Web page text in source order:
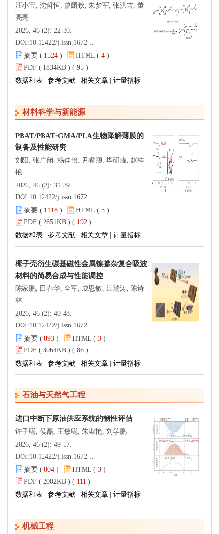
汪小宝, 沈哲恒, 曾麟钦, 朱梦军, 张洪吉, 董
亮亮
2026, 46 (2): 22-30.
DOI:10.12422/j.issn.1672-6952.2026.02.003
摘要 ( 1524 ) HTML ( 4 )
PDF ( 1834KB ) ( 95 )
数据和表 | 参考文献 | 相关文章 | 计量指标
材料科学与新能源
PBAT/PBAT⁃GMA/PLA生物降解薄膜的
制备及性能研究
刘阳, 张广翔, 杨佳怡, 尹睿卿, 毕研峰, 赵桂
艳
2026, 46 (2): 31-39.
DOI:10.12422/j.issn.1672-6952.2026.02.004
摘要 ( 1118 ) HTML ( 5 )
PDF ( 2651KB ) ( 192 )
数据和表 | 参考文献 | 相关文章 | 计量指标
椰子壳衍生碳基磁性金属镍掺杂复合吸波
材料的简易合成与性能调控
陈家鹏, 田春华, 全军, 成思敏, 江瑞涛, 陈诗
林
2026, 46 (2): 40-48.
DOI:10.12422/j.issn.1672-6952.2026.02.005
摘要 ( 893 ) HTML ( 3 )
PDF ( 3064KB ) ( 86 )
数据和表 | 参考文献 | 相关文章 | 计量指标
石油与天然气工程
进口中断下原油供应系统的韧性评估
许子聪, 侯磊, 王敏聪, 朱淑艳, 刘学鹏
2026, 46 (2): 49-57.
DOI:10.12422/j.issn.1672-6952.2026.02.006
摘要 ( 804 ) HTML ( 3 )
PDF ( 2002KB ) ( 111 )
数据和表 | 参考文献 | 相关文章 | 计量指标
机械工程